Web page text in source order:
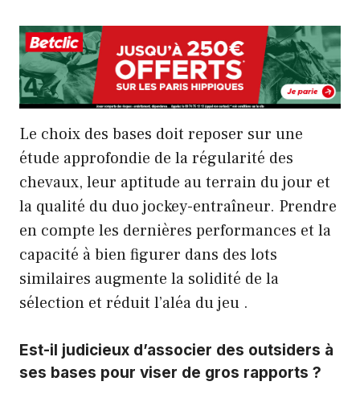
Le choix des bases doit reposer sur une
étude approfondie de la régularité des
chevaux, leur aptitude au terrain du jour et
la qualité du duo jockey-entraîneur. Prendre
en compte les dernières performances et la
capacité à bien figurer dans des lots
similaires augmente la solidité de la
sélection et réduit l’aléa du jeu .
Est-il judicieux d’associer des outsiders à
ses bases pour viser de gros rapports ?